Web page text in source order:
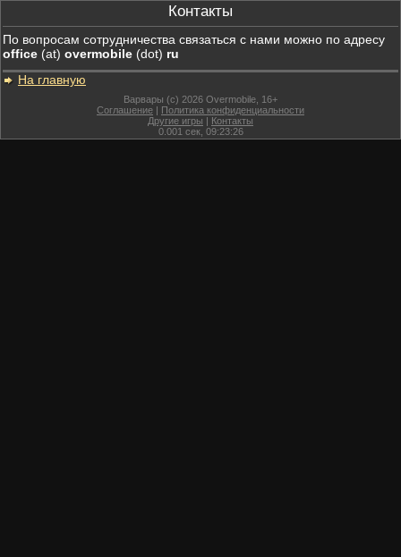
Контакты
По вопросам сотрудничества связаться с нами можно по адресу
office (at) overmobile (dot) ru
На главную
Варвары (c) 2026 Overmobile, 16+
Соглашение | Политика конфиденциальности
Другие игры | Контакты
0.001 сек, 09:23:26